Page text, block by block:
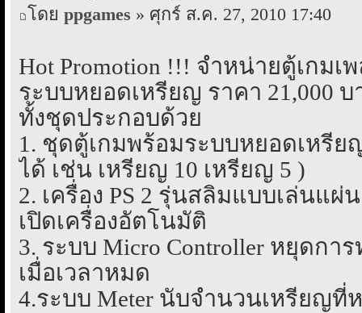
โดย ppgames » ศุกร์ ส.ค. 27, 2010 17:40
Hot Promotion !!! จำหน่ายตู้เกมเ
ระบบหยอดเหรียญ ราคา 21,000
ทั้งชุดประกอบด้วย
1. ชุดตู้เกมพร้อมระบบหยอดเหรี
ได้ เช่น เหรียญ 10 เหรียญ 5 )
2. เครื่อง PS 2 รุ่นสลิมแบบเล่นแ
เปิดเครื่องอัตโนมัติ
3. ระบบ Micro Controller หยุดก
เมื่อเวลาหมด
4.ระบบ Meter นับจำนวนเหรียญที่